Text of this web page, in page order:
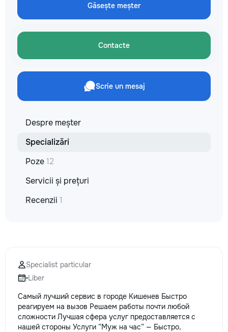
Găsește meșter
Contacte
Scrie un mesaj
Despre meșter
Specializări
Poze12
Servicii și prețuri
Recenzii 1
Specialist particular
Liber
Самый лучший сервис в городе Кишенев Быстро
реагируем на вызов Решаем работы почти любой
сложности Лучшая сфера услуг предоставляется с
нашей стороны Услуги “Муж на час” — Быстро,